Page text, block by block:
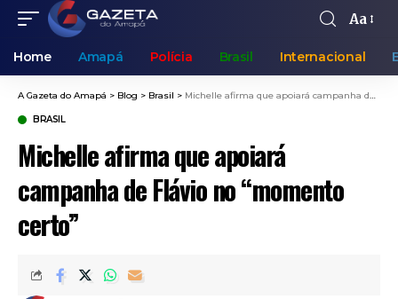
Aa
Home Amapá Polícia Brasil Internacional
A Gazeta do Amapá > Blog > Brasil > Michelle afirma que apoiará campanha de Flávio no “momento certo”
BRASIL
Michelle afirma que apoiará
campanha de Flávio no “momento
certo”